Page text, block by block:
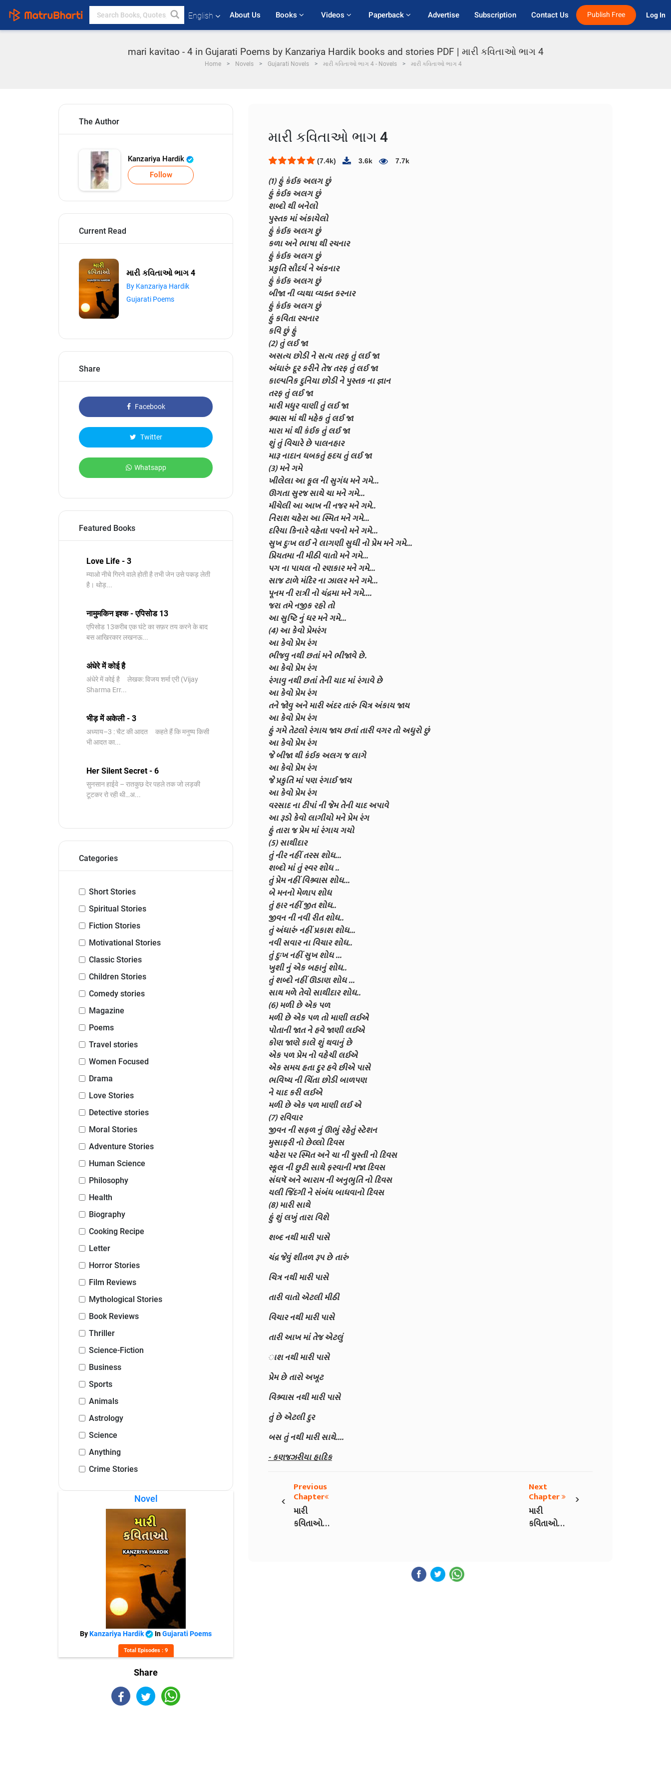
English About Us Books Videos Paperback Advertise Subscription Contact Us Publish Free Log In
mari kavitao - 4 in Gujarati Poems by Kanzariya Hardik books and stories PDF | મારી કવિતાઓ ભાગ 4
Home Novels Gujarati Novels મારી કવિતાઓ ભાગ 4 - Novels મારી કવિતાઓ ભાગ 4
The Author
Kanzariya Hardik
Follow
Current Read
મારી કવિતાઓ ભાગ 4
By Kanzariya Hardik
Gujarati Poems
Share
Facebook
Twitter
Whatsapp
Featured Books
Love Life - 3
म्याओ नीचे गिरने वाले होती है तभी जेन उसे पकड़ लेती
है। थोड़...
नामुमकिन इश्क - एपिसोड 13
एपिसोड 13करीब एक घंटे का सफ़र तय करने के बाद
बस आखिरकार लखनऊ...
अंधेरे में कोई है
अंधेरे में कोई है लेखक: विजय शर्मा एरी (Vijay
Sharma Err...
भीड़ में अकेली - 3
अध्याय–3 : चैट की आदत कहते हैं कि मनुष्य किसी
भी आदत का...
Her Silent Secret - 6
सुनसान हाईवे – रातकुछ देर पहले तक जो लड़की
टूटकर रो रही थी…अ...
Categories
Short Stories
Spiritual Stories
Fiction Stories
Motivational Stories
Classic Stories
Children Stories
Comedy stories
Magazine
Poems
Travel stories
Women Focused
Drama
Love Stories
Detective stories
Moral Stories
Adventure Stories
Human Science
Philosophy
Health
Biography
Cooking Recipe
Letter
Horror Stories
Film Reviews
Mythological Stories
Book Reviews
Thriller
Science-Fiction
Business
Sports
Animals
Astrology
Science
Anything
Crime Stories
Novel
ByKanzariya Hardik InGujarati Poems
Total Episodes : 9
Share
મારી કવિતાઓ ભાગ 4
(7.4k) 3.6k 7.7k
(1) હું કંઈક અલગ છું
હું કંઈક અલગ છું
શબ્દો થી બનેલો
પુસ્તક માં અંકાયેલો
હું કંઈક અલગ છું
કળા અને ભાષા થી રચનાર
હું કંઈક અલગ છું
પ્રકુતિ સૌદર્ય ને અંકનાર
હું કંઈક અલગ છું
બીજા ની વ્યથા વ્યક્ત કરનાર
હું કંઈક અલગ છું
હું કવિતા રચનાર
કવિ છું હું
(2) તું લઈ જા
અસત્ય છોડી ને સત્ય તરફ તું લઈ જા
અંધારું દૂર કરીને તેજ તરફ તું લઈ જા
કાલ્પનિક દુનિયા છોડી ને પુસ્તક ના જ્ઞાન
તરફ તું લઈ જા
મારી મધુર વાણી તું લઈ જા
શ્ર્વાસ માં થી મહેક તું લઈ જા
મારા માં થી કંઈક તું લઈ જા
શું તું વિચારે છે પાલનહાર
મારૂ નાદાન ધબકતું હદય તું લઈ જા
(3) મને ગમે
ખીલેલા આ કૂલ ની સુગંધ મને ગમે...
ઊગતા સુરજ સાથે ચા મને ગમે...
મીચેલી આ આખ ની નજર મને ગમે..
નિરાશ ચહેરા આ સ્મિત મને ગમે...
દરિયા કિનારે વહેતા પવનો મને ગમે...
સુખ દુઃખ લઈ ને લાગણી સુધી નો પ્રેમ મને ગમે...
પ્રિયતમા ની મીઠી વાતો મને ગમે...
પગ ના પાયલ નો રણકાર મને ગમે...
સાજ ટાળે મંદિર ના ઝાલર મને ગમે...
પૂનમ ની રાત્રી નો ચંદ્રમા મને ગમે....
જરા તમે નજીક રહો તો
આ સુષ્ટિ નું ધર મને ગમે...
(4) આ કેવો પ્રેમરંગ
આ કેવો પ્રેમ રંગ
ભીજવુ નથી છતાં મને ભીજાવે છે.
આ કેવો પ્રેમ રંગ
રંગાવુ નથી છતાં તેની યાદ માં રંગાવે છે
આ કેવો પ્રેમ રંગ
તને જોવુ અને મારી અંદર તારું ચિત્ર અંકાય જાય
આ કેવો પ્રેમ રંગ
હું ગમે તેટલો રંગાય જાય છતાં તારી વગર તો અધુરો છું
આ કેવો પ્રેમ રંગ
જે બીજા થી કંઈક અલગ જ લાગે
આ કેવો પ્રેમ રંગ
જે પ્રકુતિ માં પણ રંગાઈ જાય
આ કેવો પ્રેમ રંગ
વરસાદ ના ટીપાં ની જેમ તેની યાદ અપાવે
આ રૂડો કેવો લાગીયો મને પ્રેમ રંગ
હું તારા જ પ્રેમ માં રંગાય ગયો
(5) સાથીદાર
તું નીર નહીં તરસ શોધ...
શબ્દો માં તું સ્વર શોધ ..
તું પ્રેમ નહીં વિશ્ર્વાસ શોધ...
બે મનનો મેળાપ શોધ
તું હાર નહીં જીત શોધ..
જીવન ની નવી રીત શોધ..
તું અંધારું નહીં પ્રકાશ શોધ...
નવી સવાર ના વિચાર શોધ..
તું દુઃખ નહીં સુખ શોધ ...
ખુશી નું એક બહાનું શોધ..
તું શબ્દો નહીં ઊડાણ શોધ ...
સાથ મળે તેવો સાથીદાર શોધ..
(6) મળી છે એક પળ
મળી છે એક પળ તો માણી લઈએ
પોતાની જાત ને હવે જાણી લઈએ
કોણ જાણે કાલે શું થવાનું છે
એક પળ પ્રેમ નો વહેચી લઈએ
એક સમય હતા દુર હવે છીએ પાસે
ભવિષ્ય ની ચિંતા છોડી બાળપણ
ને યાદ કરી લઈએ
મળી છે એક પળ માણી લઈ એ
(7) રવિવાર
જીવન ની સફળ નું ઊભું રહેતું સ્ટેશન
મુસાફરી નો છેલ્લો દિવસ
ચહેરા પર સ્મિત અને ચા ની ચુસ્તી નો દિવસ
સ્કૂલ ની છુટી સાથે ફરવાની મજા દિવસ
સંધષૅ અને આરામ ની અનુભુતિ નો દિવસ
યલી જિંદગી ને સંબંધ બાધવાનો દિવસ
(8) મારી સાથે
હું શું લખું તારા વિશે
શબ્દ નથી મારી પાસે
ચંદ્ર જેવું શીતળ રૂપ છે તારું
ચિત્ર નથી મારી પાસે
તારી વાતો એટલી મીઠી
વિચાર નથી મારી પાસે
તારી આખ માં તેજ એટલું
ાશ નથી મારી પાસે
પ્રેમ છે તારો અખૂટ
વિશ્ર્વાસ નથી મારી પાસે
તું છે એટલી દુર
બસ તું નથી મારી સાથે....
- કણજઝરીયા હાદિક
‹
Previous
Chapter
મારી
કવિતાઓ
›
Next
Chapter
મારી
કવિતાઓ